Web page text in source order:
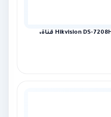
مسجل تناظري Hikvision DS-7208HTHI-M2/XT — 8 قناة،